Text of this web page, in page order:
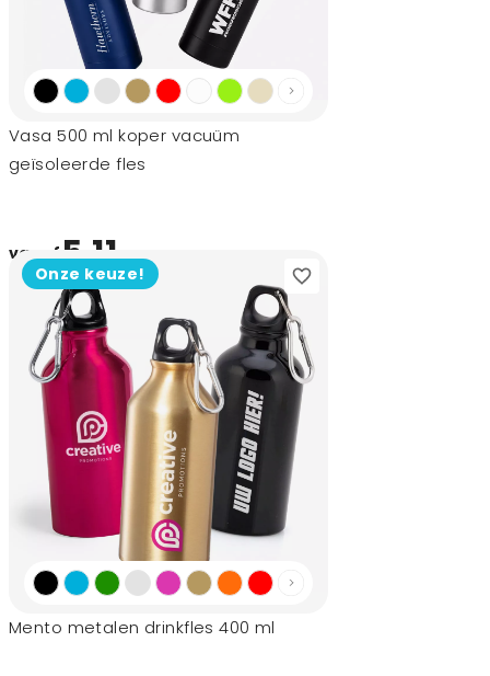
Vasa 500 ml koper vacuüm
geïsoleerde fles
vanaf5,11
Onze keuze!
Mento metalen drinkfles 400 ml